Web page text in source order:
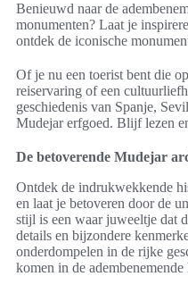
Benieuwd naar de
monumenten? Laat je
ontdek de iconische
Of je nu een toerist bent die
reiservaring of een
geschiedenis van Spanje,
Mudejar erfgoed. Blijf lezen
De betoverende Mudejar
Ontdek de indrukwekkende
en laat je betoveren door de
stijl is een waar juweeltje dat
details en bijzondere
onderdompelen in de rijke
komen in de